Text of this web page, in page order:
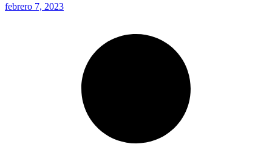
febrero 7, 2023